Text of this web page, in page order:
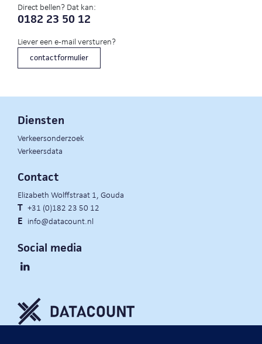
Direct bellen? Dat kan:
0182 23 50 12
Liever een e-mail versturen?
contactformulier
Diensten
Verkeersonderzoek
Verkeersdata
Contact
Elizabeth Wolffstraat 1, Gouda
T +31 (0)182 23 50 12
E info@datacount.nl
Social media